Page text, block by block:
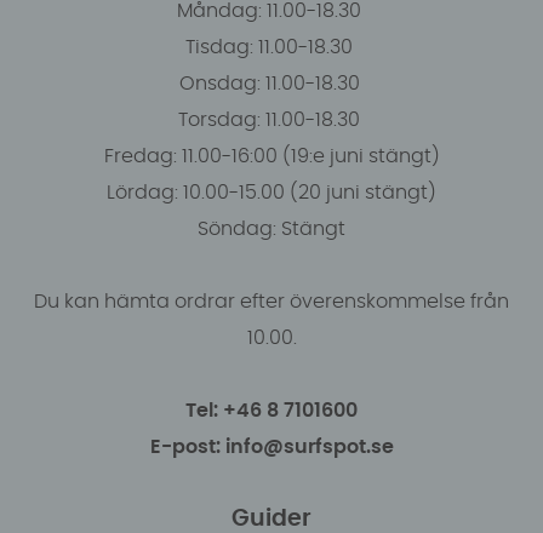
Måndag: 11.00-18.30
Tisdag: 11.00-18.30
Onsdag: 11.00-18.30
Torsdag: 11.00-18.30
Fredag: 11.00-16:00 (19:e juni stängt)
Lördag: 10.00-15.00 (20 juni stängt)
Söndag: Stängt
Du kan hämta ordrar efter överenskommelse från
10.00.
Tel: +46 8 7101600
E-post: info@surfspot.se
Guider